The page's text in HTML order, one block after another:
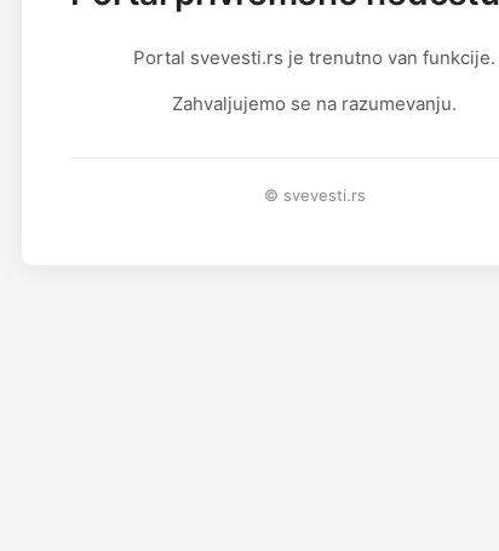
Portal svevesti.rs je trenutno van funkcije.
Zahvaljujemo se na razumevanju.
© svevesti.rs